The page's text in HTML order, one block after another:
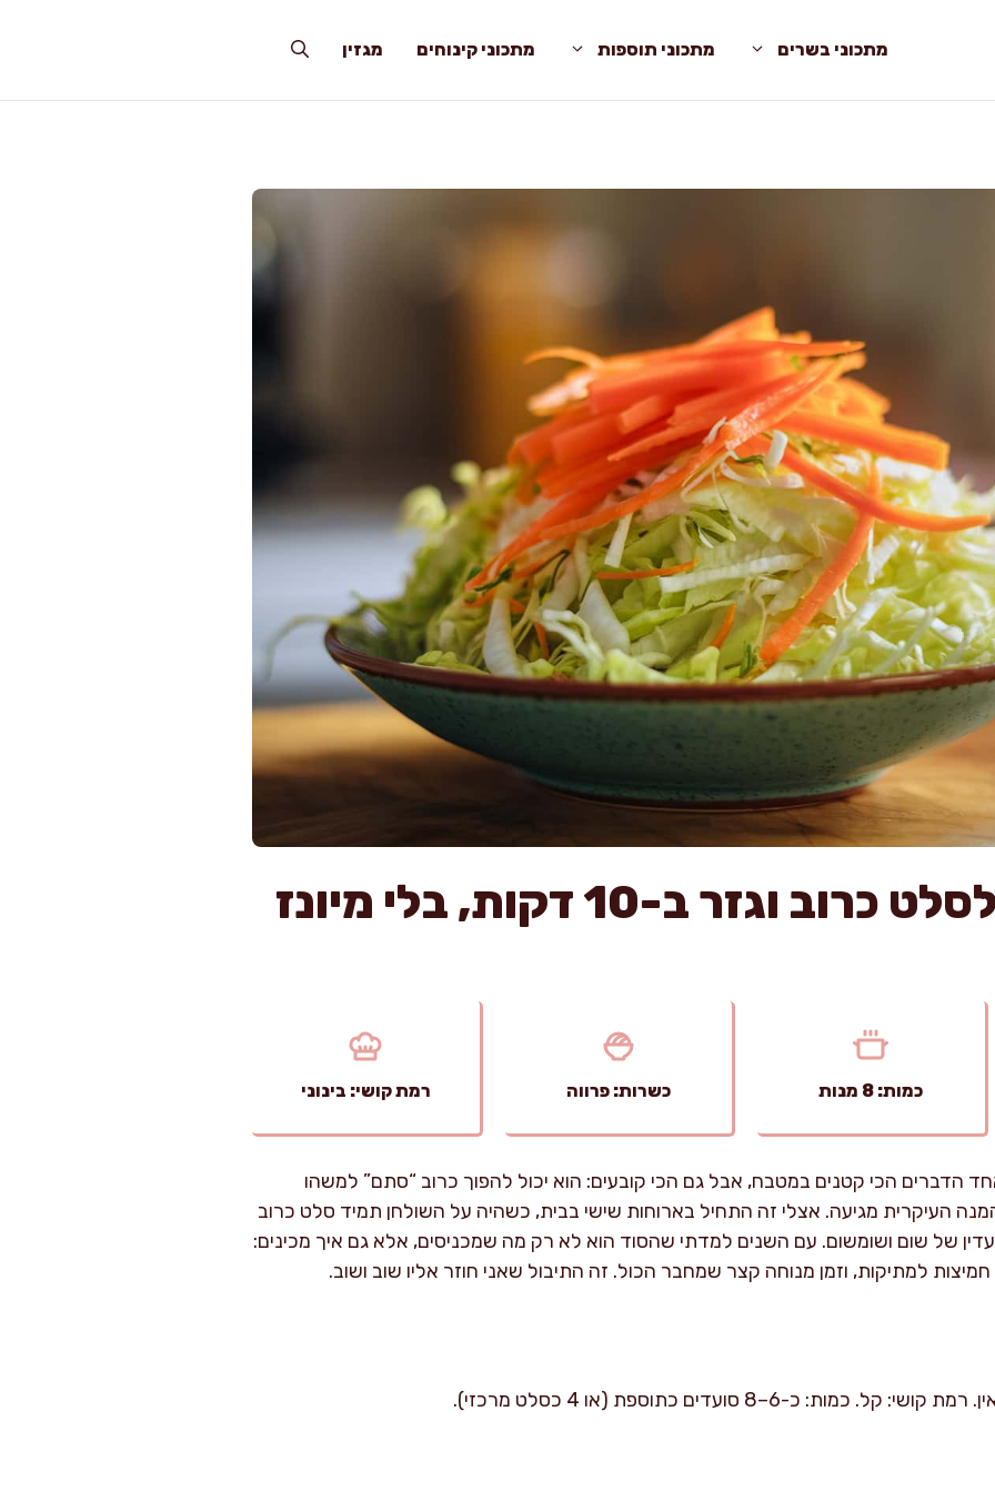
מתכוני בשרים מתכוני תוספות מתכוני קינוחים מגזין
תיבול ממכר לסלט כרוב וגזר ב-10 דקות, בלי מיונז
כמות: 8 מנות כשרות: פרווה רמת קושי: בינוני
הדברים הכי קטנים במטבח, אבל גם הכי קובעים: הוא יכול להפוך כרוב “סתם” למשהו
העיקרית מגיעה. אצלי זה התחיל בארוחות שישי בבית, כשהיה על השולחן תמיד סלט כרוב
של שום ושומשום. עם השנים למדתי שהסוד הוא לא רק מה שמכניסים, אלא גם איך מכינים:
חמיצות למתיקות, וזמן מנוחה קצר שמחבר הכול. זה התיבול שאני חוזר אליו שוב ושוב.